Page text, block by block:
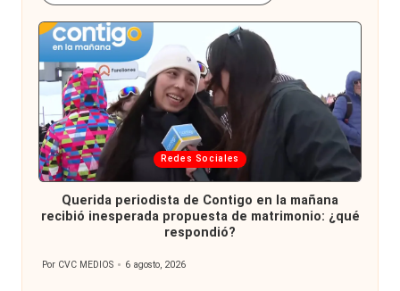
Publicada
en
Redes Sociales
Querida periodista de Contigo en la mañana
recibió inesperada propuesta de matrimonio: ¿qué
respondió?
Publicado
Por CVC MEDIOS 6 agosto, 2026